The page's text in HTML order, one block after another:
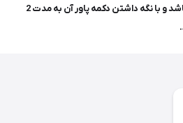
بصورت متوالی و یا با وقفه می باشد و با نگه داشتن دکمه پاور آن به مدت 2